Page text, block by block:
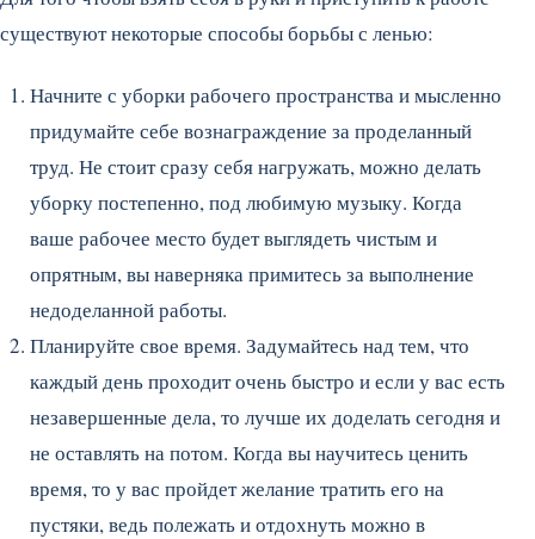
существуют некоторые способы борьбы с ленью:
Начните с уборки рабочего пространства и мысленно
придумайте себе вознаграждение за проделанный
труд. Не стоит сразу себя нагружать, можно делать
уборку постепенно, под любимую музыку. Когда
ваше рабочее место будет выглядеть чистым и
опрятным, вы наверняка примитесь за выполнение
недоделанной работы.
Планируйте свое время. Задумайтесь над тем, что
каждый день проходит очень быстро и если у вас есть
незавершенные дела, то лучше их доделать сегодня и
не оставлять на потом. Когда вы научитесь ценить
время, то у вас пройдет желание тратить его на
пустяки, ведь полежать и отдохнуть можно в